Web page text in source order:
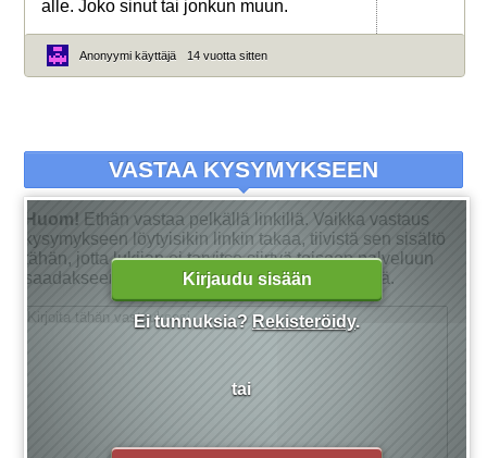
alle. Joko sinut tai jonkun muun.
Anonyymi käyttäjä 14 vuotta sitten
Kirjaudu sisään
Ei tunnuksia?Rekisteröidy.
tai
VASTAA KYSYMYKSEEN
Huom! Ethän vastaa pelkällä linkillä. Vaikka vastaus
kysymykseen löytyisikin linkin takaa, tiivistä sen sisältö
tähän, jotta lukijan ei tarvitse siirtyä toiseen palveluun
saadakseen tarkan vastauksen kysymykseensä.